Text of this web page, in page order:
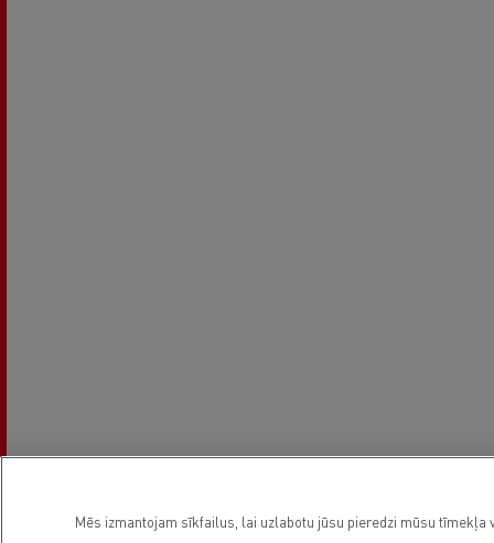
Mēs izmantojam sīkfailus, lai uzlabotu jūsu pieredzi mūsu